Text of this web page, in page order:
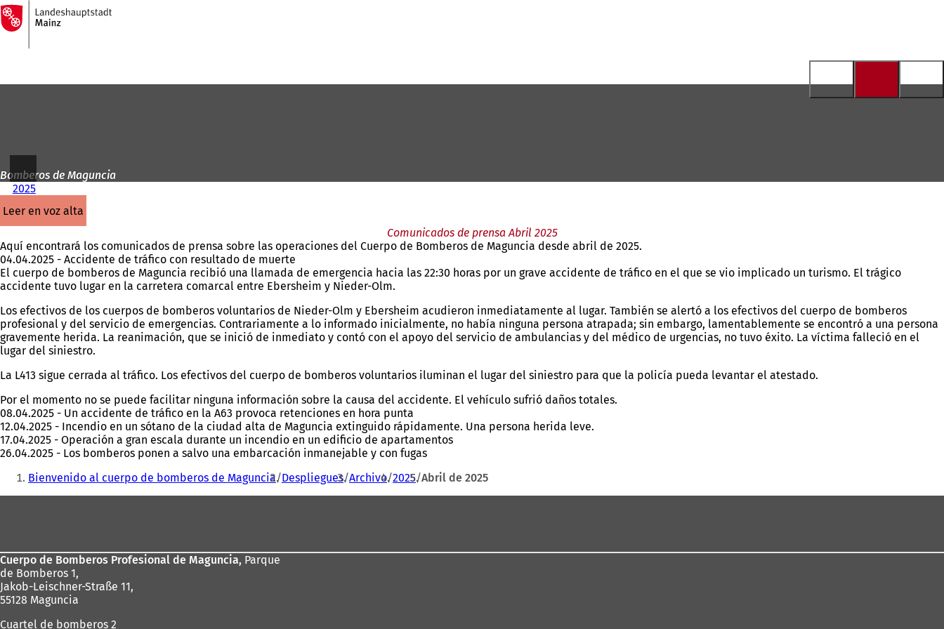
Saltar al contenido
A
la
página
Bomberos de Maguncia
2025
leer en voz alta
Comunicados de prensa Abril 2025
Aquí encontrará los comunicados de prensa sobre las operaciones del Cuerpo de Bomberos de Maguncia desde abril de 2025.
04.04.2025 - Accidente de tráfico con resultado de muerte
El cuerpo de bomberos de Maguncia recibió una llamada de emergencia hacia las 22:30 horas por un grave accidente de tráfico en el que se vio implicado un turismo. El trágico
accidente tuvo lugar en la carretera comarcal entre Ebersheim y Nieder-Olm.
Los efectivos de los cuerpos de bomberos voluntarios de Nieder-Olm y Ebersheim acudieron inmediatamente al lugar. También se alertó a los efectivos del cuerpo de bomberos
profesional y del servicio de emergencias. Contrariamente a lo informado inicialmente, no había ninguna persona atrapada; sin embargo, lamentablemente se encontró a una persona
gravemente herida. La reanimación, que se inició de inmediato y contó con el apoyo del servicio de ambulancias y del médico de urgencias, no tuvo éxito. La víctima falleció en el
lugar del siniestro.
La L413 sigue cerrada al tráfico. Los efectivos del cuerpo de bomberos voluntarios iluminan el lugar del siniestro para que la policía pueda levantar el atestado.
Por el momento no se puede facilitar ninguna información sobre la causa del accidente. El vehículo sufrió daños totales.
08.04.2025 - Un accidente de tráfico en la A63 provoca retenciones en hora punta
12.04.2025 - Incendio en un sótano de la ciudad alta de Maguncia extinguido rápidamente. Una persona herida leve.
17.04.2025 - Operación a gran escala durante un incendio en un edificio de apartamentos
26.04.2025 - Los bomberos ponen a salvo una embarcación inmanejable y con fugas
Estás
aquí:
Bienvenido al cuerpo de bomberos de Maguncia Despliegues Archivo 2025 Abril de 2025
pies
Cuerpo de Bomberos Profesional de Maguncia, Parque
de Bomberos 1,
Jakob-Leischner-Straße 11,
55128 Maguncia
Cuartel de bomberos 2